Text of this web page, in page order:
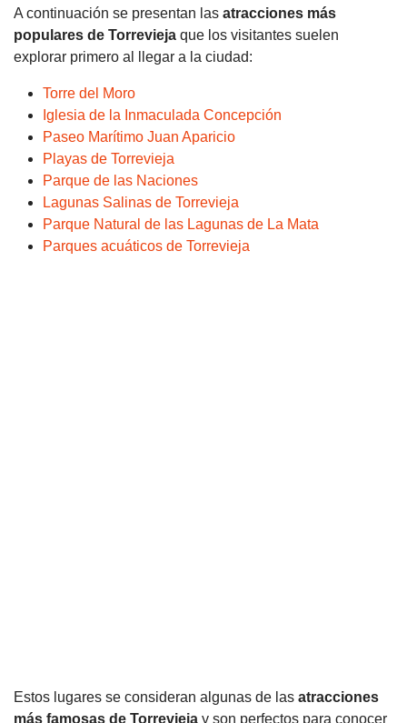
A continuación se presentan las atracciones más
populares de Torrevieja que los visitantes suelen
explorar primero al llegar a la ciudad:
Torre del Moro
Iglesia de la Inmaculada Concepción
Paseo Marítimo Juan Aparicio
Playas de Torrevieja
Parque de las Naciones
Lagunas Salinas de Torrevieja
Parque Natural de las Lagunas de La Mata
Parques acuáticos de Torrevieja
Estos lugares se consideran algunas de las atracciones
más famosas de Torrevieja y son perfectos para conocer